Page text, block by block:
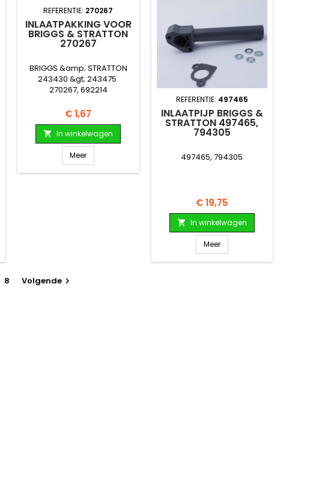
REFERENTIE: 270267
INLAATPAKKING VOOR
BRIGGS & STRATTON
270267
BRIGGS &amp; STRATTON
243430 &gt; 243475
270267, 692214
Prijs
€ 1,67
 In winkelwagen
Meer
REFERENTIE: 497465
INLAATPIJP BRIGGS &
STRATTON 497465,
794305
497465, 794305
Prijs
€ 19,75
 In winkelwagen
Meer
8 Volgende 